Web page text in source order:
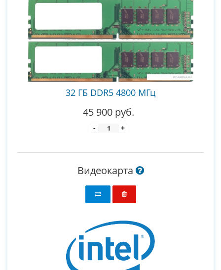
32 ГБ DDR5 4800 МГц
45 900 руб.
- +
Видеокарта